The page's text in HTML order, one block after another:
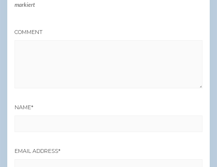
markiert
COMMENT
NAME*
EMAIL ADDRESS*